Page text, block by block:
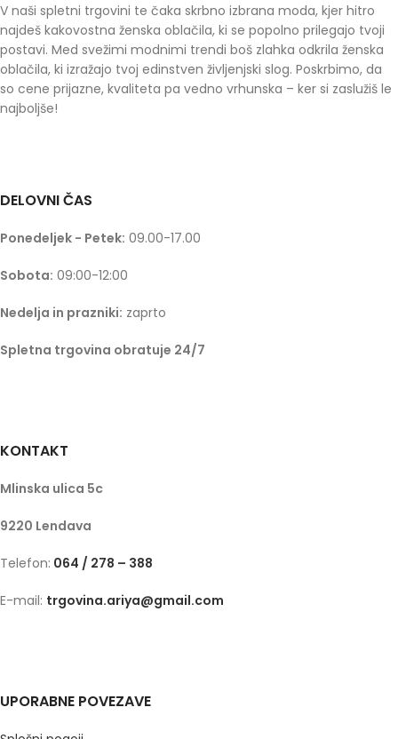
V naši spletni trgovini te čaka skrbno izbrana moda, kjer hitro
najdeš kakovostna ženska oblačila, ki se popolno prilegajo tvoji
postavi. Med svežimi modnimi trendi boš zlahka odkrila ženska
oblačila, ki izražajo tvoj edinstven življenjski slog. Poskrbimo, da
so cene prijazne, kvaliteta pa vedno vrhunska – ker si zaslužiš le
najboljše!
DELOVNI ČAS
Ponedeljek - Petek: 09.00-17.00
Sobota: 09:00-12:00
Nedelja in prazniki: zaprto
Spletna trgovina obratuje 24/7
KONTAKT
Mlinska ulica 5c
9220 Lendava
Telefon: 064 / 278 – 388
E-mail: trgovina.ariya@gmail.com
UPORABNE POVEZAVE